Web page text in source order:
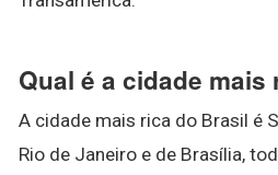
Qual é a cidade
A cidade mais rica do Brasil é
Rio de Janeiro e de Brasília,